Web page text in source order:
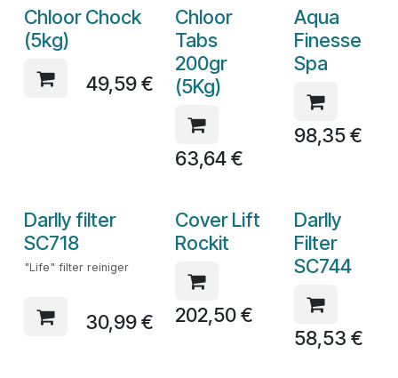
Chloor Chock
(5kg)
49,59€
Chloor
Tabs
200gr
(5Kg)
63,64€
Aqua
Finesse
Spa
98,35€
Darlly filter
SC718
"Life" filter reiniger
30,99€
Cover Lift
Rockit
202,50€
Darlly
Filter
SC744
58,53 €